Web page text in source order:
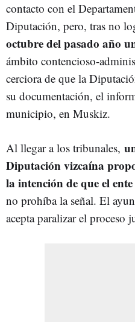
contacto con el
Diputación, pero, tras no
octubre del pasado año
ámbito contencioso-
cerciora de que la
su documentación, el
municipio, en Muskiz.
Al llegar a los tribunales,
Diputación vizcaína
la intención de que el
no prohíba la señal. El
acepta paralizar el proceso